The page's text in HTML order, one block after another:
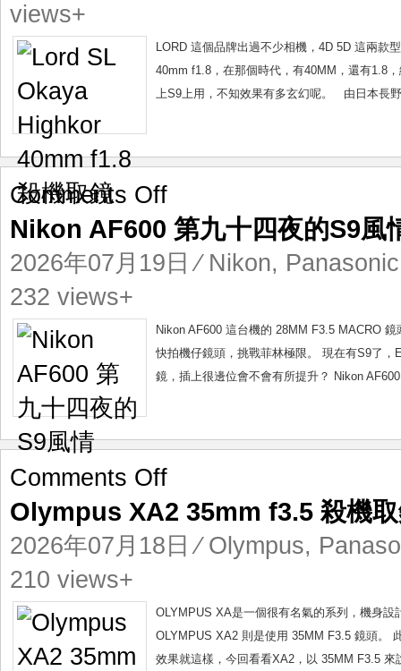
殺
鏡
views+
LORD 這個品牌出過不少相機，4D 5D 這兩款
40mm f1.8，在那個時代，有40MM，還有1.8
上S9上用，不知效果有多玄幻呢。 由日本長
Comments Offon
AF600
九
夜
的
風
Nikon AF600 第九十四夜的S9風
2026年07月19日 ⁄ Nikon,
232 views+
Nikon AF600 這台機的 28MM F3.5 MACRO
快拍機仔鏡頭，挑戰菲林極限。 現在有S9了
鏡，插上很邊位會不會有所提升？ Nikon
Comments Offon
XA2
f3.5
取
Olympus XA2 35mm f3.5 殺機
2026年07月18日 ⁄ Olympus,
210 views+
OLYMPUS XA是一個很有名氣的系列，機身
OLYMPUS XA2 則是使用 35MM F3.5 鏡頭。
效果就這樣，今回看看XA2，以 35MM F3.5